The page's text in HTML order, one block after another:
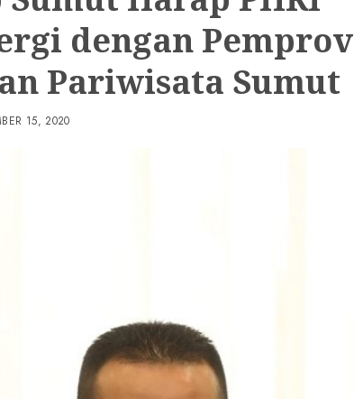
dengan Pemprov
Pariwisata Sumut
15, 2020